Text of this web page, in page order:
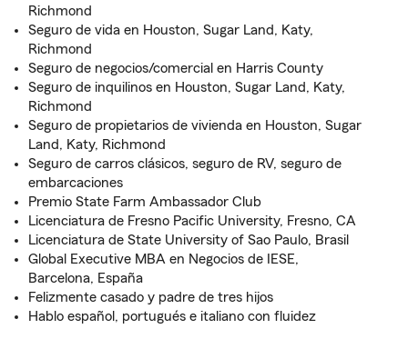
Richmond
Seguro de vida en Houston, Sugar Land, Katy,
Richmond
Seguro de negocios/comercial en Harris County
Seguro de inquilinos en Houston, Sugar Land, Katy,
Richmond
Seguro de propietarios de vivienda en Houston, Sugar
Land, Katy, Richmond
Seguro de carros clásicos, seguro de RV, seguro de
embarcaciones
Premio State Farm Ambassador Club
Licenciatura de Fresno Pacific University, Fresno, CA
Licenciatura de State University of Sao Paulo, Brasil
Global Executive MBA en Negocios de IESE,
Barcelona, España
Felizmente casado y padre de tres hijos
Hablo español, portugués e italiano con fluidez